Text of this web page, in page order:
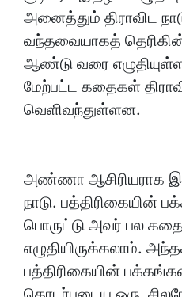
அனைத்தும் திராவிட
வந்தவையாகத்
ஆண்டு வரை
மேற்பட்ட கதைகள்
வெளிவந்துள்ளன.
அண்ணா ஆசிரியராக
நாடு. பத்திரிகையின்
பொருட்டு அவர் பல
எழுதியிருக்கலாம்.
பத்திரிகையின்